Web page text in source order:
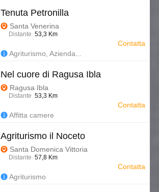
Tenuta Petronilla
Santa Venerina
Distante 53,3 Km
Agriturismo, Azienda...
Contatta
Nel cuore di Ragusa Ibla
Ragusa Ibla
Distante 53,3 Km
Affitta camere
Contatta
Agriturismo il Noceto
Santa Domenica Vittoria
Distante 57,8 Km
Agriturismo
Contatta